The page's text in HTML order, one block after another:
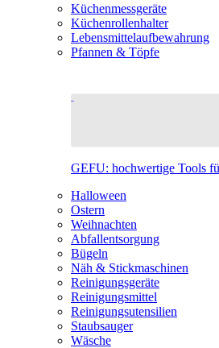
Küchenmessgeräte
Küchenrollenhalter
Lebensmittelaufbewahrung
Pfannen & Töpfe
GEFU: hochwertige Tools
Halloween
Ostern
Weihnachten
Abfallentsorgung
Bügeln
Näh & Stickmaschinen
Reinigungsgeräte
Reinigungsmittel
Reinigungsutensilien
Staubsauger
Wäsche